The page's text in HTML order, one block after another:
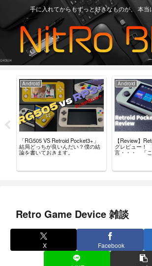
手に入れてからもずっと好きなものが、 本
Android
「RG505 VS Retroid Pocket3+」
結局どっちが良いんだい？僕の結
論を書いておきます。
Android
【Review】
グレビュー！
言・・・ 「こ
Retro Game Device 雑談
X Facebook